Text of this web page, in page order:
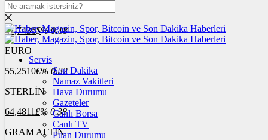
DOLAR
47,7436$% 0.18
EURO
55,2510€% 0.32
STERLİN
64,4811£% 0.38
GRAM ALTIN
Servis
Son Dakika
Namaz Vakitleri
Hava Durumu
Gazeteler
Canlı Borsa
Canlı TV
Puan Durumu